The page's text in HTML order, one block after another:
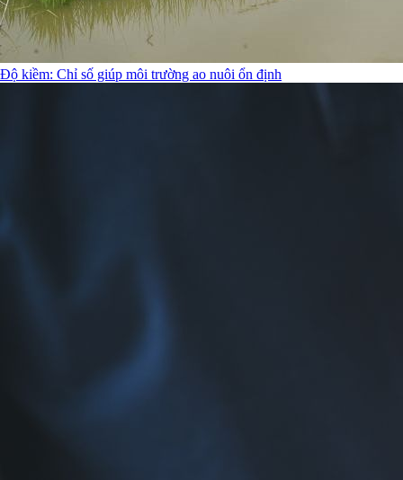
Độ kiềm: Chỉ số giúp môi trường ao nuôi ổn định